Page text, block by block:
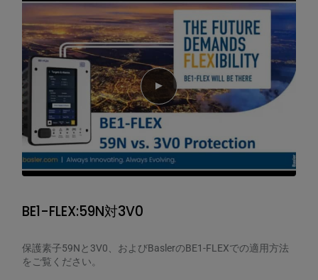
Play video
BE1-FLEX:59N対3V0
保護素子59Nと3V0、およびBaslerのBE1-FLEXでの適用方法
をご覧ください。